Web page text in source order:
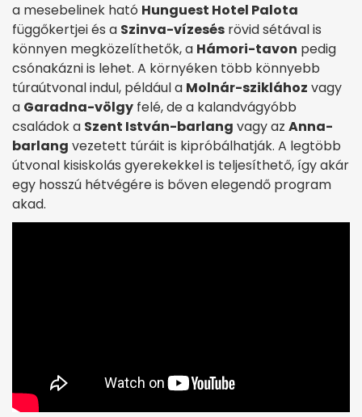
a mesebelinek ható Hunguest Hotel Palota
függőkertjei és a Szinva-vízesés rövid sétával is
könnyen megközelíthetők, a Hámori-tavon pedig
csónakázni is lehet. A környéken több könnyebb
túraútvonal indul, például a Molnár-sziklához vagy
a Garadna-völgy felé, de a kalandvágyóbb
családok a Szent István-barlang vagy az Anna-
barlang vezetett túráit is kipróbálhatják. A legtöbb
útvonal kisiskolás gyerekekkel is teljesíthető, így akár
egy hosszú hétvégére is bőven elegendő program
akad.